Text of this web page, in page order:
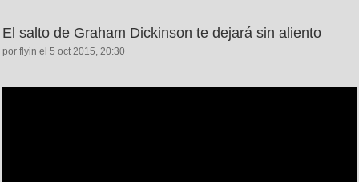
El salto de Graham Dickinson te dejará sin aliento
por flyin el 5 oct 2015, 20:30